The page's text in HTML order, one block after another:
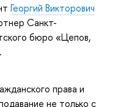
Георгий Викторович
Санкт-
бюро «Цепов,
права и
не только с